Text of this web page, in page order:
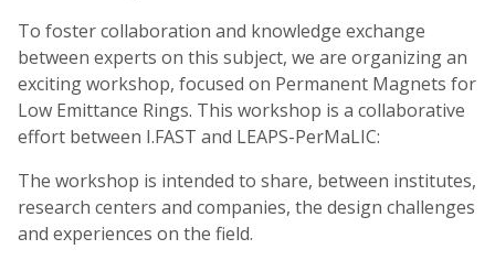
To foster collaboration and knowledge exchange
between experts on this subject, we are organizing an
exciting workshop, focused on Permanent Magnets for
Low Emittance Rings. This workshop is a collaborative
effort between I.FAST and LEAPS-PerMaLIC:
The workshop is intended to share, between institutes,
research centers and companies, the design challenges
and experiences on the field.